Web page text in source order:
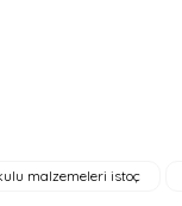
malzemeleri istoç